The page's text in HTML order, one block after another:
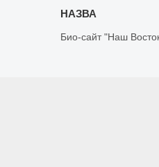
Био-сайт "Наш